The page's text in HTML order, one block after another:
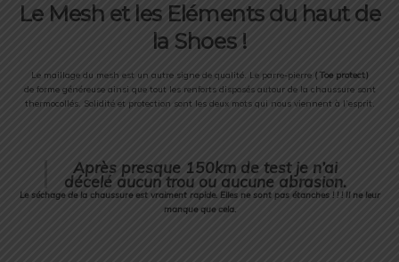
Le Mesh et les Eléments du haut de
la Shoes !
Le maillage du mesh est un autre signe de qualité. Le parre-pierre ( Toe protect)
de forme généreuse ainsi que tout les renforts disposés autour de la chaussure sont
thermocollés. Solidité et protection sont les deux mots qui nous viennent à l’esprit.
Après presque 150km de test je n’ai
décelé aucun trou ou aucune abrasion.
Le séchage de la chaussure est vraiment rapide. Elles ne sont pas étanches ! ! ! Il ne leur
manque que cela.